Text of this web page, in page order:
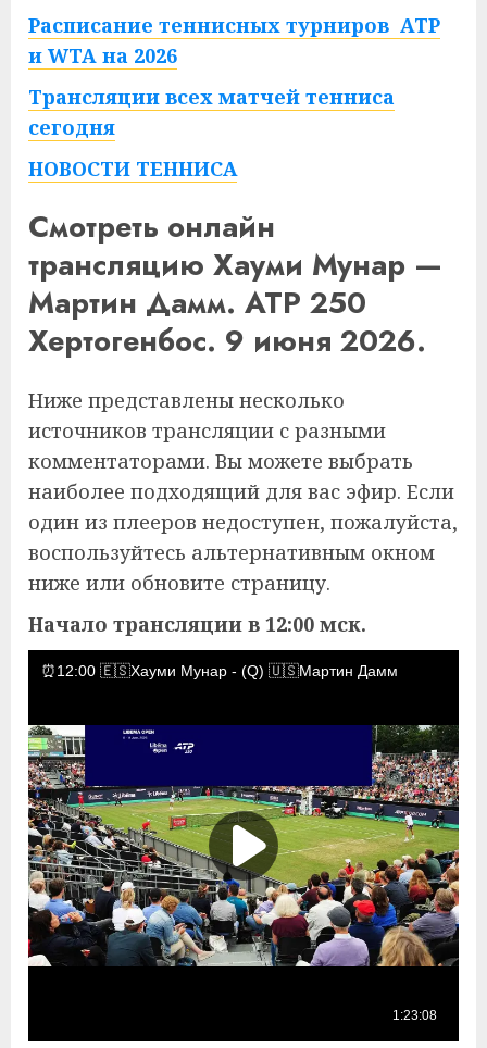
Расписание теннисных турниров ATP
и WTA на 2026
Трансляции всех матчей тенниса
сегодня
НОВОСТИ ТЕННИСА
Смотреть онлайн
трансляцию Хауми Мунар —
Мартин Дамм. ATP 250
Хертогенбос. 9 июня 2026.
Ниже представлены несколько
источников трансляции с разными
комментаторами. Вы можете выбрать
наиболее подходящий для вас эфир. Если
один из плееров недоступен, пожалуйста,
воспользуйтесь альтернативным окном
ниже или обновите страницу.
Начало трансляции в 12:00 мск.